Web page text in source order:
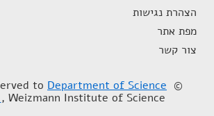
הצהרת נגישות
מפת אתר
צור קשר
© All rights reserved to
Department of Science
, Weizmann Institute of Science